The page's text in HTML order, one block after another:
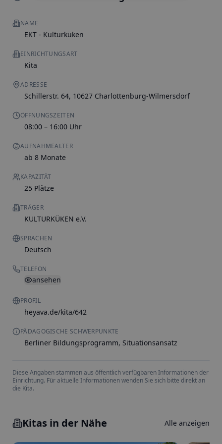
NAME
EKT - Kulturküken
EINRICHTUNGSART
Kita
ADRESSE
Schillerstr. 64, 10627 Charlottenburg-Wilmersdorf
ÖFFNUNGSZEITEN
08:00 – 16:00 Uhr
AUFNAHMEALTER
ab 8 Monate
KAPAZITÄT
25 Plätze
TRÄGER
KULTURKÜKEN e.V.
SPRACHEN
Deutsch
TELEFON
ansehen
PROFIL
heyava.de/kita/642
PÄDAGOGISCHE SCHWERPUNKTE
Berliner Bildungsprogramm, Situationsansatz
Diese Angaben stammen aus öffentlich verfügbaren Informationen der
Einrichtung. Für aktuelle Informationen wenden Sie sich bitte direkt an
die Kita.
Kitas in der Nähe Alle anzeigen